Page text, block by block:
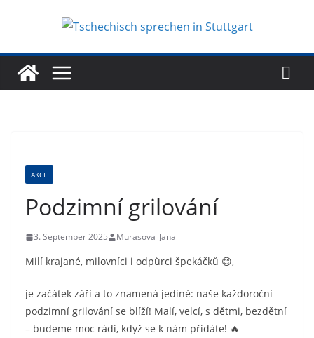
AKCE
Podzimní grilování
3. September 2025 Murasova_Jana
Milí krajané, milovníci i odpůrci špekáčků 😊,
je začátek září a to znamená jediné: naše každoroční
podzimní grilování se blíží! Malí, velcí, s dětmi, bezdětní
– budeme moc rádi, když se k nám přidáte! 🔥